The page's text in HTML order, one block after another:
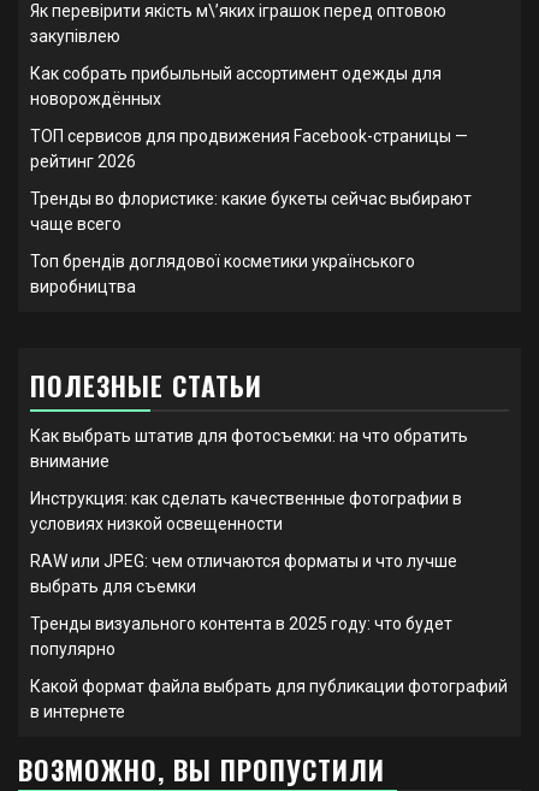
Як перевірити якість м\’яких іграшок перед оптовою
закупівлею
Как собрать прибыльный ассортимент одежды для
новорождённых
ТОП сервисов для продвижения Facebook-страницы —
рейтинг 2026
Тренды во флористике: какие букеты сейчас выбирают
чаще всего
Топ брендів доглядової косметики українського
виробництва
ПОЛЕЗНЫЕ СТАТЬИ
Как выбрать штатив для фотосъемки: на что обратить
внимание
Инструкция: как сделать качественные фотографии в
условиях низкой освещенности
RAW или JPEG: чем отличаются форматы и что лучше
выбрать для съемки
Тренды визуального контента в 2025 году: что будет
популярно
Какой формат файла выбрать для публикации фотографий
в интернете
ВОЗМОЖНО, ВЫ ПРОПУСТИЛИ